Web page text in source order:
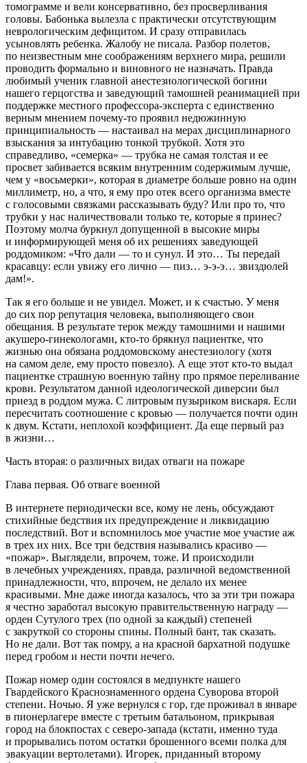
томограмме и вели консервативно, без просверливания
головы. Бабонька вылезла с практически отсутствующим
неврологическим дефицитом. И сразу отправилась
усыновлять ребенка. Жалобу не писала. Разбор полетов,
по неизвестным мне соображениям верхнего мира, решили
проводить формально и виновного не назначать. Правда
любимый ученик главной анестезиологической богини
нашего герцогства и заведующий тамошней реанимацией при
поддержке местного профессора-эксперта с единственно
верным мнением почему-то проявил недюжинную
принципиальность — настаивал на мерах дисциплинарного
взыскания за интубацию тонкой трубкой. Хотя это
справедливо, «семерка» — трубка не самая толстая и ее
просвет забивается всяким внутренним содержимым лучше,
чем у «восьмерки», которая в диаметре больше ровно на один
миллиметр, но, а что, я ему про отек всего организма вместе
с голосовыми связками рассказывать буду? Или про то, что
трубки у нас наличествовали только те, которые я принес?
Поэтому молча буркнул допущенной в высокие миры
и информирующей меня об их решениях заведующей
роддомиком: «Что дали — то и сунул. И это… Ты передай
красавцу: если увижу его лично — пиз… э-э-э… звиздюлей
дам!».
Так я его больше и не увидел. Может, и к счастью. У меня
до сих пор репутация человека, выполняющего свои
обещания. В результате терок между тамошними и нашими
акушеро-гинекологами, кто-то брякнул пациентке, что
жизнью она обязана роддомовскому анестезиологу (хотя
на самом деле, ему просто повезло). А еще этот кто-то выдал
пациентке страшную военную тайну про прямое переливание
крови. Результатом данной идеологической диверсии был
приезд в роддом мужа. С литровым пузыриком вискаря. Если
пересчитать соотношение с кровью — получается почти один
к двум. Кстати, неплохой коэффициент. Да еще первый раз
в жизни…
Часть вторая: о различных видах отваги на пожаре
Глава первая. Об отваге военной
В интернете периодически все, кому не лень, обсуждают
стихийные бедствия их предупреждение и ликвидацию
последствий. Вот и вспомнилось мое участие мое участие аж
в трех их них. Все три бедствия назывались красиво —
«пожар». Выглядели, впрочем, тоже. И происходили
в лечебных учреждениях, правда, различной ведомственной
принадлежности, что, впрочем, не делало их менее
красивыми. Мне даже иногда казалось, что за эти три пожара
я честно заработал высокую правительственную награду —
орден Сутулого трех (по одной за каждый) степеней
с закруткой со стороны спины. Полный бант, так сказать.
Но не дали. Вот так помру, а на красной бархатной подушке
перед гробом и нести почти нечего.
Пожар номер один состоялся в медпункте нашего
Гвардейского Краснознаменного ордена Суворова второй
степени. Ночью. Я уже вернулся с гор, где проживал в январе
в пионерлагере вместе с третьим батальоном, прикрывая
город на блокпостах с северо-запада (кстати, именно туда
и прорывались потом остатки брошенного всеми полка для
эвакуации вертолетами). Игорек, приданный второму